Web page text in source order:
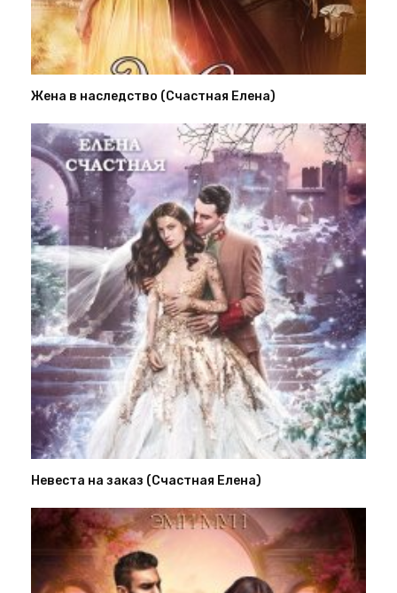
Жена в наследство (Счастная Елена)
Невеста на заказ (Счастная Елена)